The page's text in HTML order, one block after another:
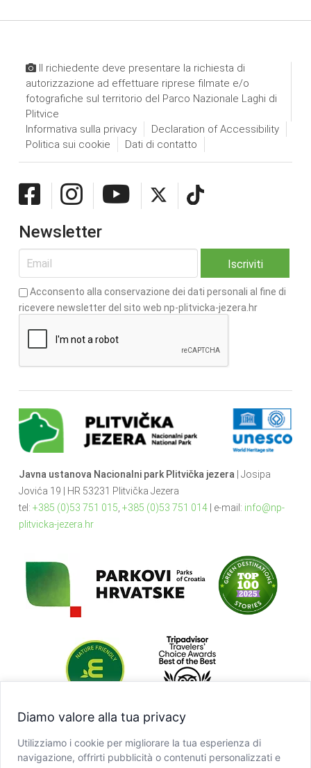
Diamo valore alla tua privacy
Utilizziamo i cookie per migliorare la tua esperienza di
navigazione, offrirti pubblicità o contenuti personalizzati e
Il richiedente deve presentare la richiesta di
autorizzazione ad effettuare riprese filmate e/o
fotografiche sul territorio del Parco Nazionale Laghi di
Plitvice
Informativa sulla privacy
Declaration of Accessibility
Politica sui cookie
Dati di contatto
Newsletter
Acconsento alla conservazione dei dati personali al fine di
ricevere newsletter del sito web np-plitvicka-jezera.hr
Javna ustanova Nacionalni park Plitvička jezera | Josipa
Jovića 19 | HR 53231 Plitvička Jezera
tel: +385 (0)53 751 015 +385 (0)53 751 014| e-mail: info@np-
plitvicka-jezera.hr